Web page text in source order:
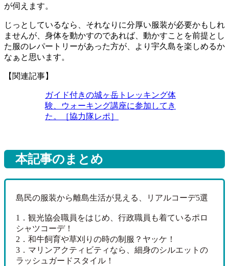
が伺えます。
じっとしているなら、それなりに分厚い服装が必要かもしれ
ませんが、身体を動かすのであれば、動かすことを前提とし
た服のレパートリーがあった方が、より宇久島を楽しめるか
なぁと思います。
【関連記事】
ガイド付きの城ヶ岳トレッキング体
験、ウォーキング講座に参加してき
た。［協力隊レポ］
本記事のまとめ
島民の服装から離島生活が見える、リアルコーデ5選
1．観光協会職員をはじめ、行政職員も着ているポロ
シャツコーデ！
2．和牛飼育や草刈りの時の制服？ヤッケ！
3．マリンアクティビティなら、細身のシルエットの
ラッシュガードスタイル！